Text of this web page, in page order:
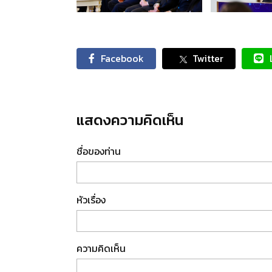
Facebook Twitter
แสดงความคิดเห็น
ชื่อของท่าน
หัวเรื่อง
ความคิดเห็น